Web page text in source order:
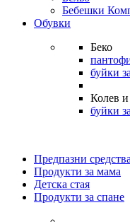
Бебешки
Обувки
Беко
буйки
Колев
буйки
Предпазни средства
Продукти за мама
Детска стая
Продукти за спане